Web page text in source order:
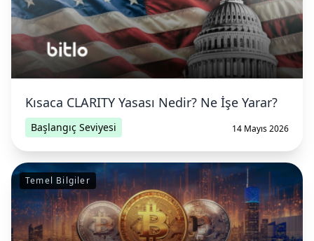
Kısaca CLARITY Yasası Nedir? Ne İşe Yarar?
Başlangıç Seviyesi 14 Mayıs 2026
Temel Bilgiler